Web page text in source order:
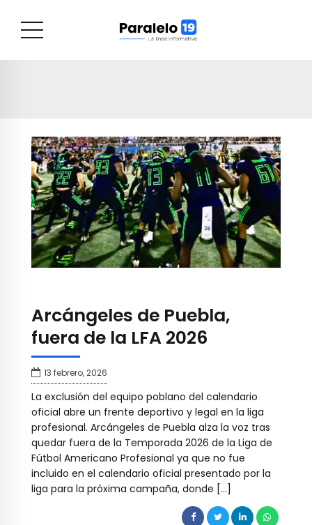
Arcángeles de Puebla,
fuera de la LFA 2026
13 febrero, 2026
La exclusión del equipo poblano del calendario
oficial abre un frente deportivo y legal en la liga
profesional. Arcángeles de Puebla alza la voz tras
quedar fuera de la Temporada 2026 de la Liga de
Fútbol Americano Profesional ya que no fue
incluido en el calendario oficial presentado por la
liga para la próxima campaña, donde […]